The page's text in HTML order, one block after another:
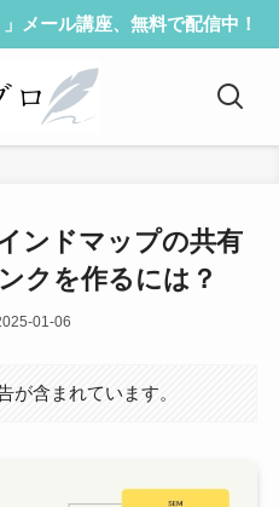
メール講座、無料で配信中！
ンドマップの共有
クを作るには？
01-06
が含まれています。